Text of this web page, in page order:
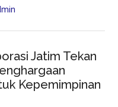
Jatim Tekan
Kepemimpinan